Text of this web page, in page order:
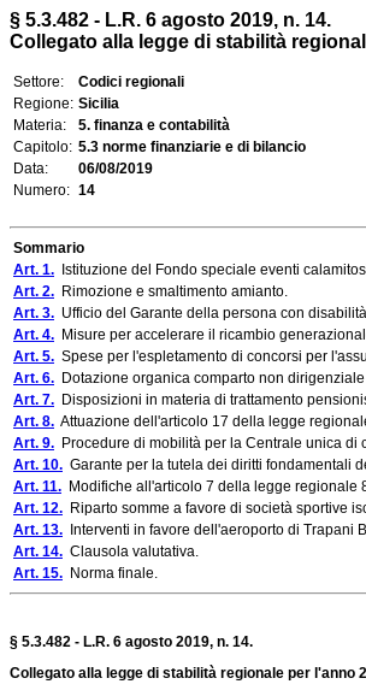
§ 5.3.482 - L.R. 6 agosto 2019, n. 14.
Collegato alla legge di stabilità
Settore:
Codici regionali
Regione: Sicilia
Materia:
5. finanza e contabilità
Capitolo: 5.3 norme finanziarie e di bilancio
Data:
06/08/2019
Numero: 14
Sommario
Art. 1. Istituzione del Fondo speciale eventi
Art. 2. Rimozione e smaltimento amianto.
Art. 3. Ufficio del Garante della persona con
Art. 4. Misure per accelerare il ricambio
Art. 5. Spese per l'espletamento di concorsi per
Art. 6. Dotazione organica comparto non
Art. 7. Disposizioni in materia di trattamento
Art. 8. Attuazione dell'articolo 17 della legge
Art. 9. Procedure di mobilità per la Centrale unica di
Art. 10. Garante per la tutela dei diritti fondamentali
Art. 11. Modifiche all'articolo 7 della legge regionale
Art. 12. Riparto somme a favore di società sportive
Art. 13. Interventi in favore dell'aeroporto di Trapani
Art. 14. Clausola valutativa.
Art. 15. Norma finale.
§ 5.3.482 - L.R. 6 agosto 2019, n. 14.
Collegato alla legge di stabilità regionale per